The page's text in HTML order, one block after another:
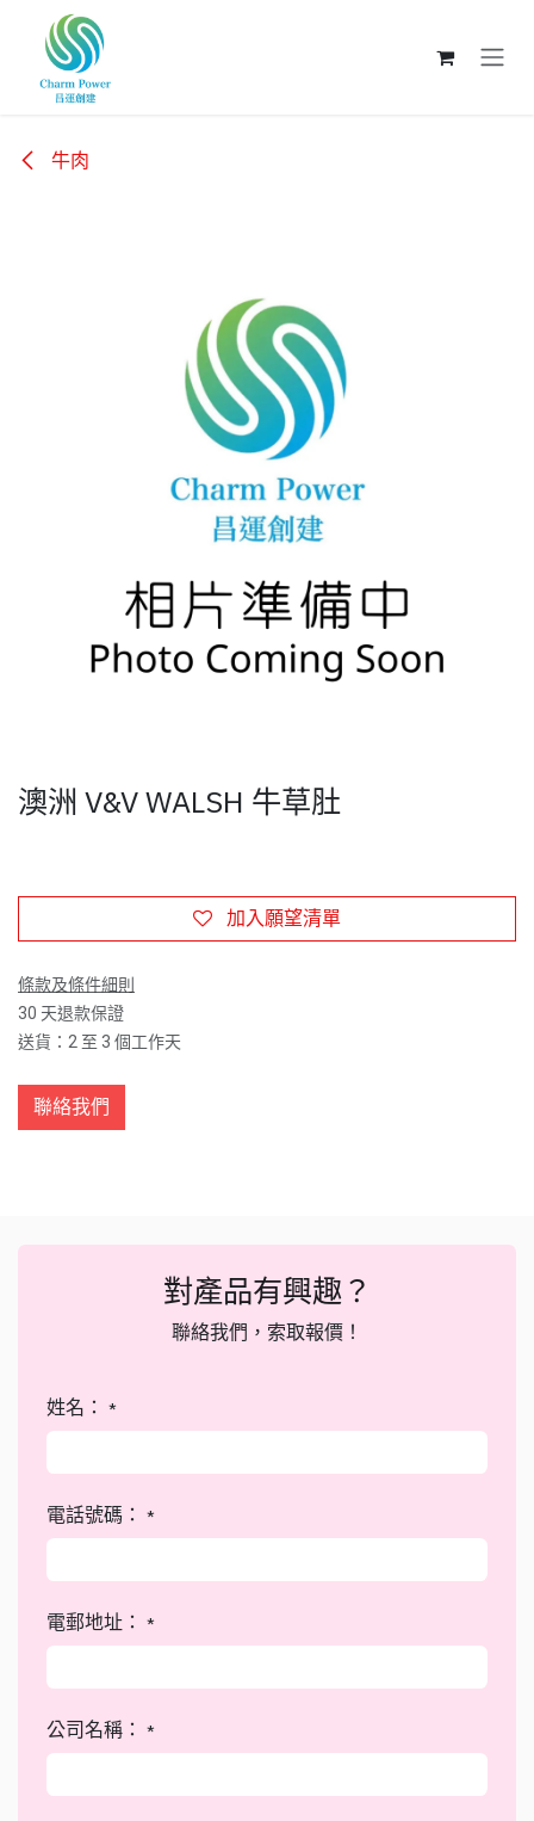
跳至內容
牛肉
澳洲 V&V WALSH 牛草肚
加入願望清單
條款及條件細則
30 天退款保證
送貨：2 至 3 個工作天
聯絡我們
對產品有興趣？
聯絡我們，索取報價！
姓名： *
電話號碼： *
電郵地址： *
公司名稱： *